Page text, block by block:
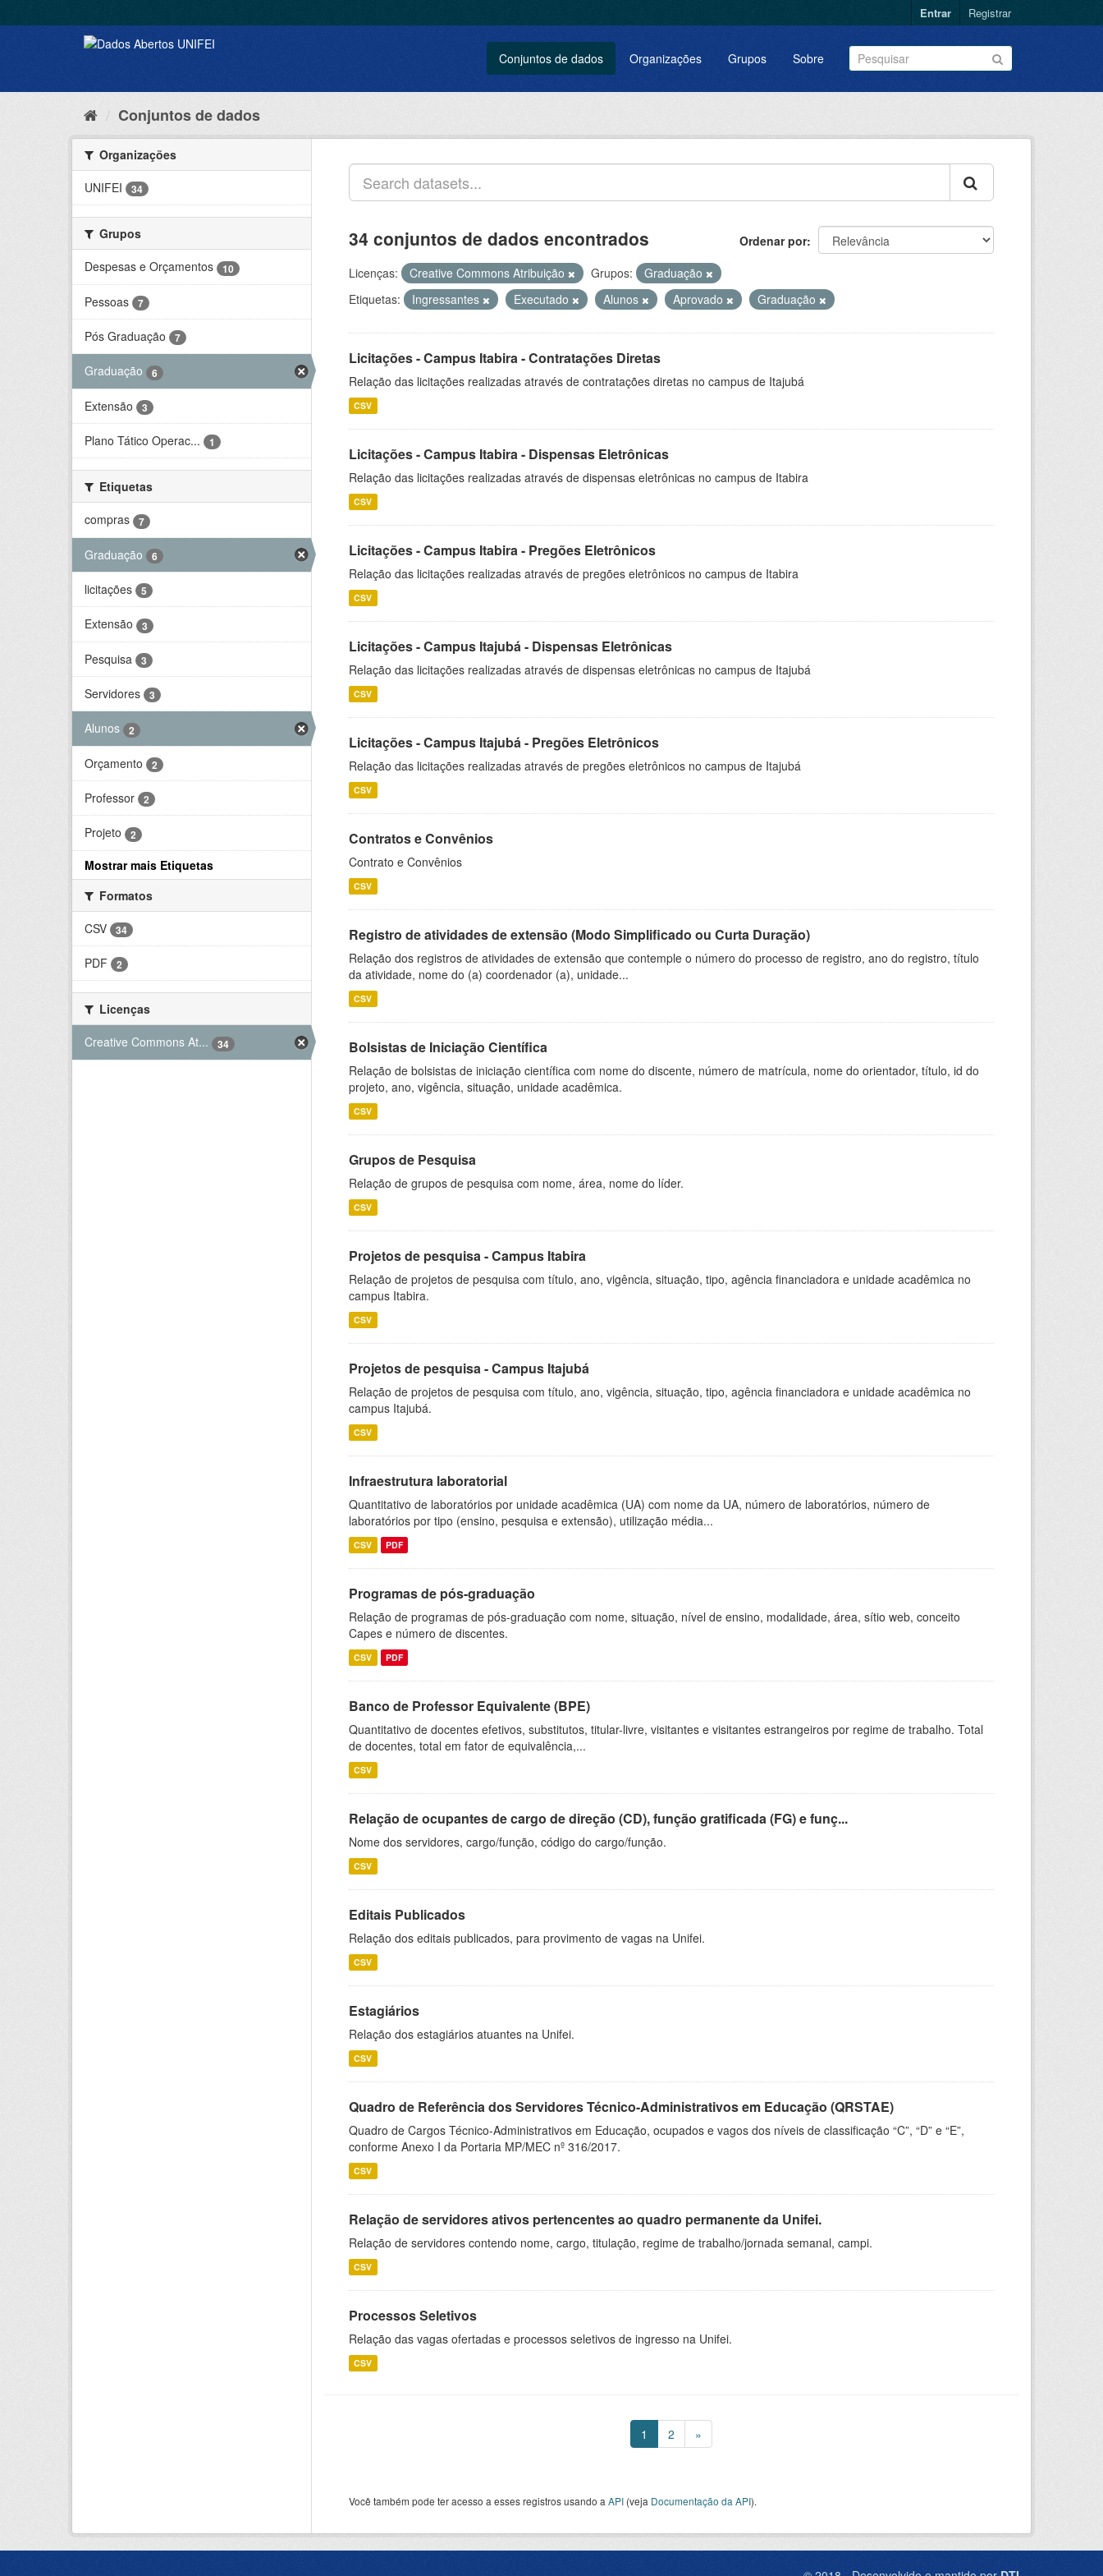
Entrar Registrar
Conjuntos de dados Organizações Grupos Sobre
Conjuntos de dados
Organizações
UNIFEI
34
Grupos
Despesas e Orçamentos
10
Pessoas 7
Pós Graduação 7
Graduação 6
Extensão 3
Plano Tático Operac... 1
Etiquetas
compras
7
Graduação 6
licitações 5
Extensão 3
Pesquisa 3
Servidores 3
Alunos 2
Orçamento 2
Professor 2
Projeto 2
Mostrar mais Etiquetas
Formatos
CSV
34
PDF 2
Licenças
Creative Commons At...
34
Ordenar por
34 conjuntos de dados encontrados
Licenças: Creative Commons Atribuição Grupos:
Graduação
Etiquetas:
Ingressantes Executado Alunos Aprovado Graduação
Licitações - Campus Itabira - Contratações Diretas
Relação das licitações realizadas através de contratações diretas no campus de Itajubá
CSV
Licitações - Campus Itabira - Dispensas Eletrônicas
Relação das licitações realizadas através de dispensas eletrônicas no campus de Itabira
CSV
Licitações - Campus Itabira - Pregões Eletrônicos
Relação das licitações realizadas através de pregões eletrônicos no campus de Itabira
CSV
Licitações - Campus Itajubá - Dispensas Eletrônicas
Relação das licitações realizadas através de dispensas eletrônicas no campus de Itajubá
CSV
Licitações - Campus Itajubá - Pregões Eletrônicos
Relação das licitações realizadas através de pregões eletrônicos no campus de Itajubá
CSV
Contratos e Convênios
Contrato e Convênios
CSV
Registro de atividades de extensão (Modo Simplificado ou Curta Duração)
Relação dos registros de atividades de extensão que contemple o número do processo de registro, ano do registro, título
da atividade, nome do (a) coordenador (a), unidade...
CSV
Bolsistas de Iniciação Científica
Relação de bolsistas de iniciação científica com nome do discente, número de matrícula, nome do orientador, título, id do
projeto, ano, vigência, situação, unidade acadêmica.
CSV
Grupos de Pesquisa
Relação de grupos de pesquisa com nome, área, nome do líder.
CSV
Projetos de pesquisa - Campus Itabira
Relação de projetos de pesquisa com título, ano, vigência, situação, tipo, agência financiadora e unidade acadêmica no
campus Itabira.
CSV
Projetos de pesquisa - Campus Itajubá
Relação de projetos de pesquisa com título, ano, vigência, situação, tipo, agência financiadora e unidade acadêmica no
campus Itajubá.
CSV
Infraestrutura laboratorial
Quantitativo de laboratórios por unidade acadêmica (UA) com nome da UA, número de laboratórios, número de
laboratórios por tipo (ensino, pesquisa e extensão), utilização média...
CSV PDF
Programas de pós-graduação
Relação de programas de pós-graduação com nome, situação, nível de ensino, modalidade, área, sítio web, conceito
Capes e número de discentes.
CSV PDF
Banco de Professor Equivalente (BPE)
Quantitativo de docentes efetivos, substitutos, titular-livre, visitantes e visitantes estrangeiros por regime de trabalho. Total
de docentes, total em fator de equivalência,...
CSV
Relação de ocupantes de cargo de direção (CD), função gratificada (FG) e funç...
Nome dos servidores, cargo/função, código do cargo/função.
CSV
Editais Publicados
Relação dos editais publicados, para provimento de vagas na Unifei.
CSV
Estagiários
Relação dos estagiários atuantes na Unifei.
CSV
Quadro de Referência dos Servidores Técnico-Administrativos em Educação (QRSTAE)
Quadro de Cargos Técnico-Administrativos em Educação, ocupados e vagos dos níveis de classificação “C”, “D” e “E”,
conforme Anexo I da Portaria MP/MEC nº 316/2017.
CSV
Relação de servidores ativos pertencentes ao quadro permanente da Unifei.
Relação de servidores contendo nome, cargo, titulação, regime de trabalho/jornada semanal, campi.
CSV
Processos Seletivos
Relação das vagas ofertadas e processos seletivos de ingresso na Unifei.
CSV
1 2 »
Você também pode ter acesso a esses registros usando a API (veja Documentação da API).